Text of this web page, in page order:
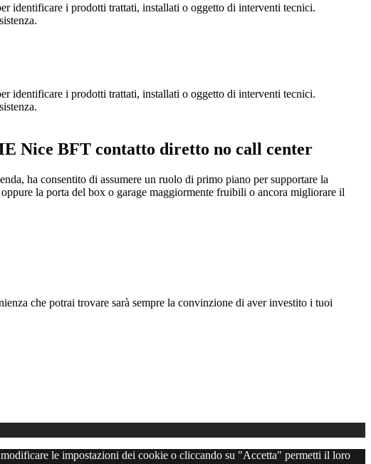
identificare i prodotti trattati, installati o oggetto di interventi tecnici.
identificare i prodotti trattati, installati o oggetto di interventi tecnici.
Nice BFT contatto diretto no call center
ha consentito di assumere un ruolo di primo piano per supportare la
la porta del box o garage maggiormente fruibili o ancora migliorare il
che potrai trovare sarà sempre la convinzione di aver investito i tuoi
le impostazioni dei cookie o cliccando su "Accetta" permetti il loro